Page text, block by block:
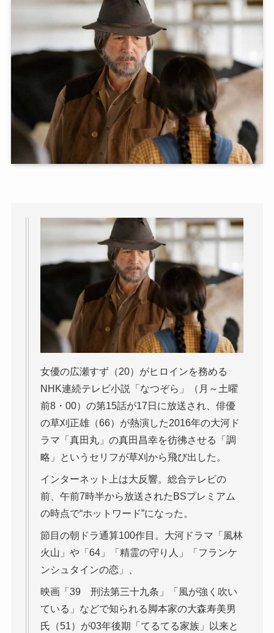
女優の広瀬すず（20）がヒロインを務める
NHK連続テレビ小説「なつぞら」（月～土曜
前8・00）の第15話が17日に放送され、俳優
の草刈正雄（66）が熱演した2016年の大河ド
ラマ「真田丸」の真田昌幸を彷彿させる「調
略」というセリフが草刈から飛び出した。
インターネット上は大反響。総合テレビの
前、午前7時半から放送されたBSプレミアム
の時点で“ホットワード”になった。
節目の朝ドラ通算100作目。大河ドラマ「風林
火山」や「64」「精霊の守り人」「フランケ
ンシュタインの恋」、
映画「39 刑法第三十九条」「風が強く吹い
ている」などで知られる脚本家の大森寿美男
氏（51）が03年後期「てるてる家族」以来と